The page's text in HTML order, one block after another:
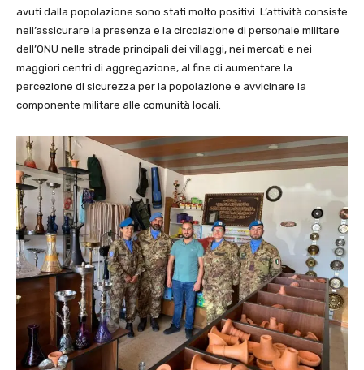
avuti dalla popolazione sono stati molto positivi. L’attività consiste
nell’assicurare la presenza e la circolazione di personale militare
dell’ONU nelle strade principali dei villaggi, nei mercati e nei
maggiori centri di aggregazione, al fine di aumentare la
percezione di sicurezza per la popolazione e avvicinare la
componente militare alle comunità locali.